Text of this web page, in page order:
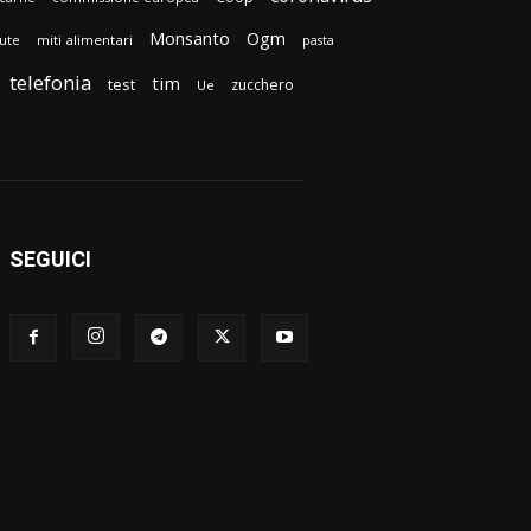
miti alimentari Monsanto Ogm pasta
telefonia test tim Ue zucchero
SEGUICI